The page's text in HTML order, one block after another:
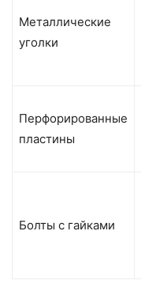
Металлические
уголки
Перфорированные
пластины
Болты с гайками